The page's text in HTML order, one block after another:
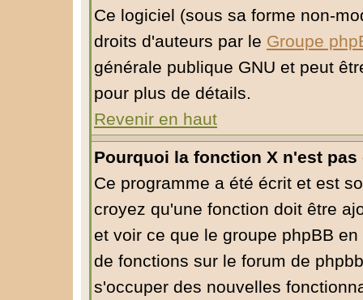
Ce logiciel (sous sa forme non-
droits d'auteurs par le Groupe
générale publique GNU et peut
pour plus de détails.
Revenir en haut
Pourquoi la fonction X n'est
Ce programme a été écrit et est
croyez qu'une fonction doit être
et voir ce que le groupe phpBB
de fonctions sur le forum de
s'occuper des nouvelles